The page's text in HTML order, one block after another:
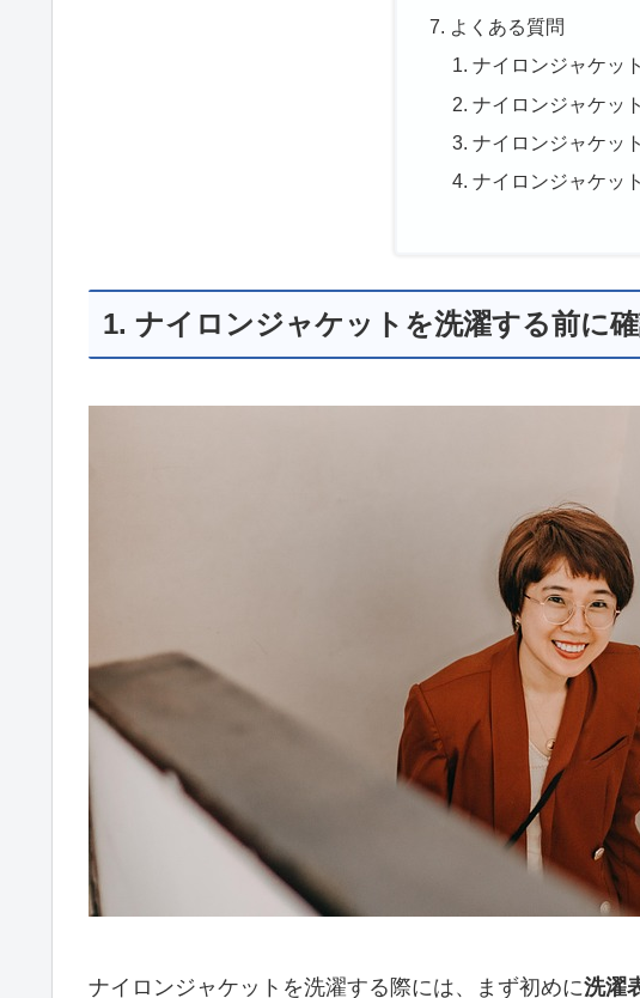
よくある質問
ナイロンジャケッ
ナイロンジャケッ
ナイロンジャケッ
ナイロンジャケッ
1. ナイロンジャケットを洗濯する前に
ナイロンジャケットを洗濯する際には、まず初めに洗濯